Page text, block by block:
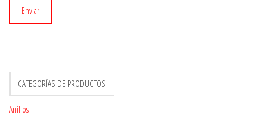
CATEGORÍAS DE PRODUCTOS
Anillos